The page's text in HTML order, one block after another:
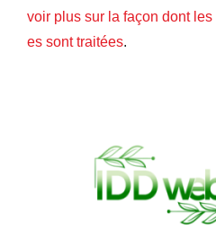
voir plus sur la façon dont
es sont traitées.